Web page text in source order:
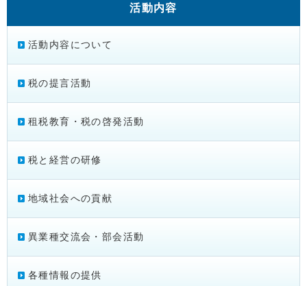
活動内容
活動内容について
税の提言活動
租税教育・税の啓発活動
税と経営の研修
地域社会への貢献
異業種交流会・部会活動
各種情報の提供